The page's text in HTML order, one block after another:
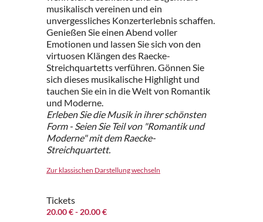
musikalisch vereinen und ein
unvergessliches Konzerterlebnis schaffen.
Genießen Sie einen Abend voller
Emotionen und lassen Sie sich von den
virtuosen Klängen des Raecke-
Streichquartetts verführen. Gönnen Sie
sich dieses musikalische Highlight und
tauchen Sie ein in die Welt von Romantik
und Moderne.
Erleben Sie die Musik in ihrer schönsten
Form - Seien Sie Teil von "Romantik und
Moderne" mit dem Raecke-
Streichquartett.
Zur klassischen Darstellung wechseln
Tickets
20.00 €- 20.00 €